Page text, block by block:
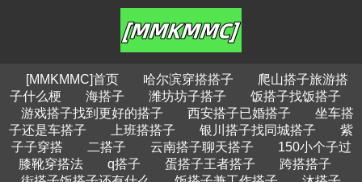
[MMKMMC]首页 哈尔滨穿搭搭子
爬山搭子旅游搭
子什么梗
海搭子 潍坊坊子搭子
饭搭子找饭搭子
游戏搭子找到更好的搭子
西安搭子已婚搭子
坐车搭
子还是车搭子
上班搭搭子 银川搭子找同城搭子
紫
子子穿搭
二搭子 云南搭子聊天搭子
150小个子过
膝靴穿搭法
q搭子 蛋搭子王者搭子
跨搭搭子